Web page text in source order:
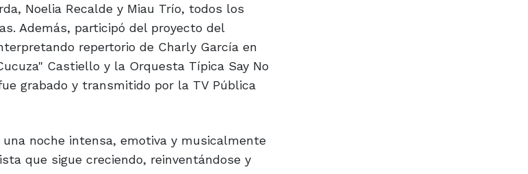
Noelia Recalde y Miau Trío, todos los
Además, participó del proyecto del
repertorio de Charly García en
Castiello y la Orquesta Típica Say No
grabado y transmitido por la TV Pública
noche intensa, emotiva y musicalmente
que sigue creciendo, reinventándose y